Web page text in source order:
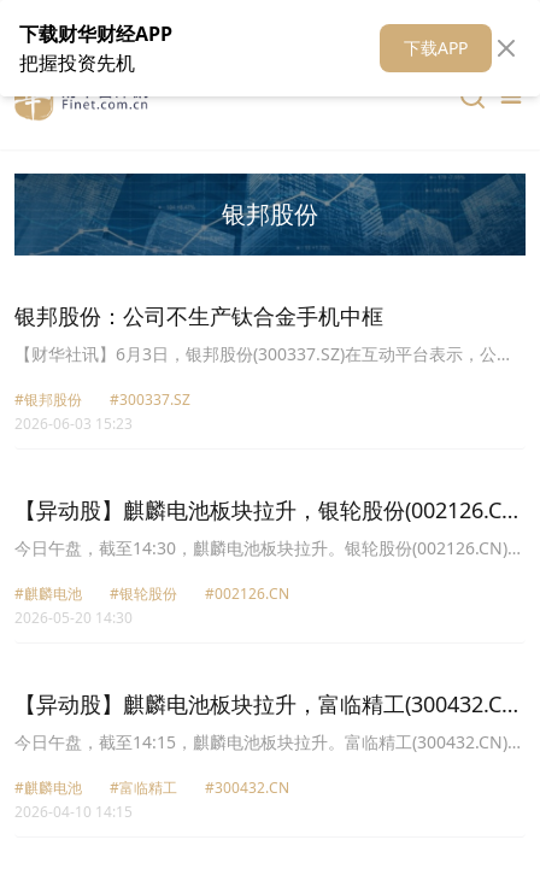
在线客服 关于我们 财华媒体矩阵 财华智库
银邦股份
银邦股份：公司不生产钛合金手机中框
【财华社讯】6月3日，银邦股份(300337.SZ)在互动平台表示，公司
#银邦股份
#300337.SZ
2026-06-03 15:23
【异动股】麒麟电池板块拉升，银轮股份(002126.CN)
涨10.01%
今日午盘，截至14:30，麒麟电池板块拉升。银轮股份(002126.CN)涨
材(301238.CN)涨5.80%报21.89元，科创新源(300731.CN)涨5.17%
报94.65元，富临精工(300432.CN)涨4.09%报24.97元，银邦股份
#麒麟电池 #银轮股份
#002126.CN
2026-05-20 14:30
【异动股】麒麟电池板块拉升，富临精工(300432.CN)
涨8.33%
今日午盘，截至14:15，麒麟电池板块拉升。富临精工(300432.CN)涨
新源(300731.CN)涨4.83%报69.43元，铭利达(301268.CN)涨4.15%
报22.58元，瑞泰新材(301238.CN)涨3.80%报20.21元，银轮股份
#麒麟电池 #富临精工
#300432.CN
2026-04-10 14:15
下载财华财经APP
把握投资先机
下载APP